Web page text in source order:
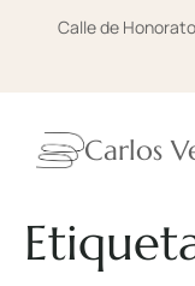
Calle de
Carlos